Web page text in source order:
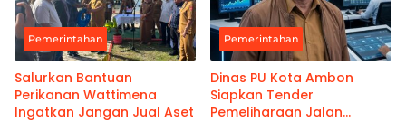
Pemerintahan
Salurkan Bantuan
Perikanan Wattimena
Ingatkan Jangan Jual Aset
Pemerintahan
Dinas PU Kota Ambon
Siapkan Tender
Pemeliharaan Jalan